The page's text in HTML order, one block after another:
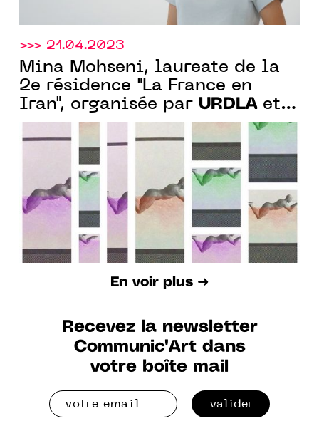
>>> 21.04.2023
Mina Mohseni, laureate de la
2e résidence "La France en
Iran", organisée par URDLAet
l'ambassade de France en Iran
En voir plus ➜
Recevez la newsletter
Communic'Art dans
votre boîte mail
valider